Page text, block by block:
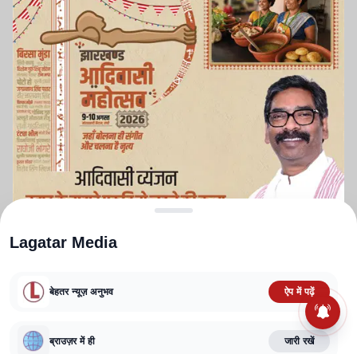
TERMS AND CONDITIONS
CORRECTIONS POLICY
FACT CHECKING POLICY
Lagatar Media
बेहतर न्यूज़ अनुभव ऐप में पढ़ें
ब्राउज़र में ही जारी रखें